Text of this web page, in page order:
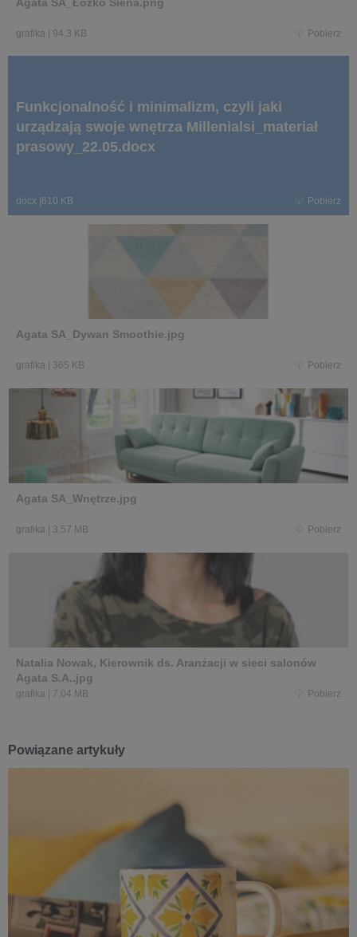
Agata SA_Łóżko Siena.png
grafika 94,3 KB Pobierz
Funkcjonalność i minimalizm, czyli jaki
urządzają swoje wnętrza Millenialsi_materiał
prasowy_22.05.docx
docx 610 KB Pobierz
Agata SA_Dywan Smoothie.jpg
grafika 365 KB Pobierz
Agata SA_Wnętrze.jpg
grafika 3,57 MB Pobierz
Natalia Nowak, Kierownik ds. Aranżacji w sieci salonów
Agata S.A..jpg
grafika 7,04 MB Pobierz
Powiązane artykuły